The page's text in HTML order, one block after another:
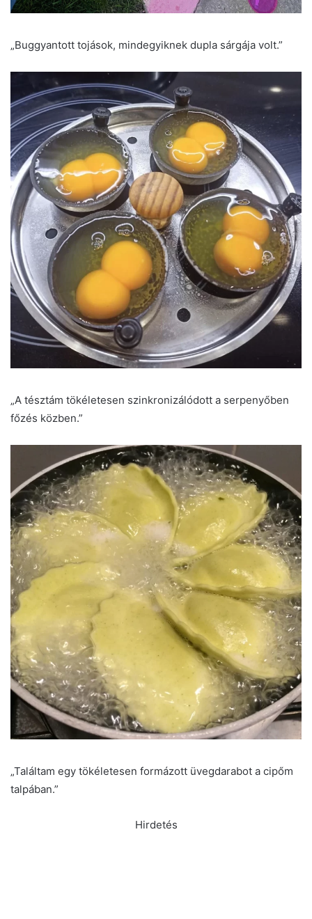
„Buggyantott tojások, mindegyiknek dupla sárgája volt.”
„A tésztám tökéletesen szinkronizálódott a serpenyőben
főzés közben.”
„Találtam egy tökéletesen formázott üvegdarabot a cipőm
talpában.”
Hirdetés